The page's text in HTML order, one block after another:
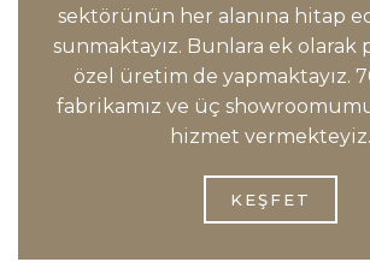
sektörünün her alanına hitap
sunmaktayız. Bunlara ek olarak
özel üretim de yapmaktayız.
fabrikamız ve üç
hizmet vermekteyiz.
KEŞFET